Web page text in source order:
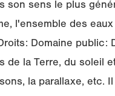
son sens le plus
l'ensemble des
Domaine public:
la Terre, du soleil
la parallaxe, etc.